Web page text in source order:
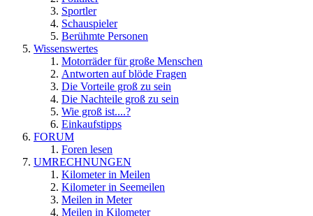
Sportler
Schauspieler
Berühmte Personen
Wissenswertes
Motorräder für große Menschen
Antworten auf blöde Fragen
Die Vorteile groß zu sein
Die Nachteile groß zu sein
Wie groß ist....?
Einkaufstipps
FORUM
Foren lesen
UMRECHNUNGEN
Kilometer in Meilen
Kilometer in Seemeilen
Meilen in Meter
Meilen in Kilometer